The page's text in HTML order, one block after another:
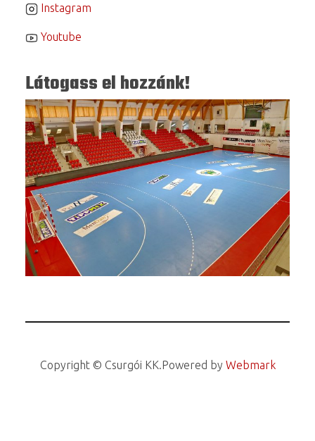
Instagram
Youtube
Látogass el hozzánk!
Copyright © Csurgói KK. Powered by Webmark